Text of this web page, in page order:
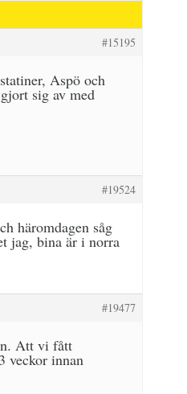
#15195
Aspö och
sig av med
#19524
häromdagen såg
jag, bina är i norra
#19477
Att vi fått
veckor innan